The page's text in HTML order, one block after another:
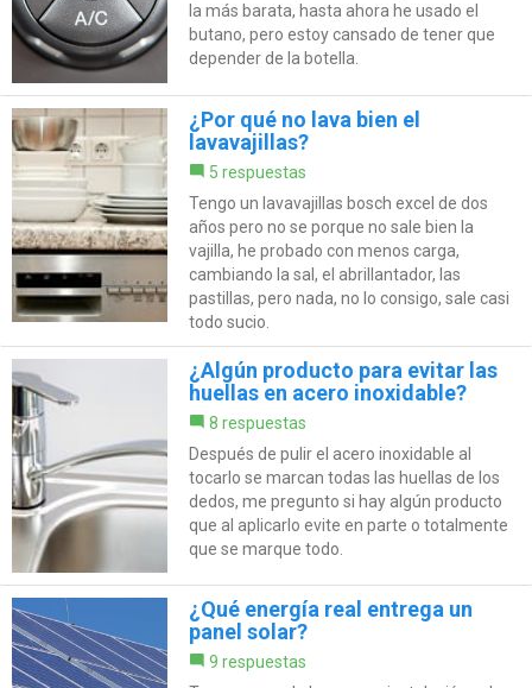
la más barata, hasta ahora he usado el
butano, pero estoy cansado de tener que
depender de la botella.
¿Por qué no lava bien el
lavavajillas?
5 respuestas
Tengo un lavavajillas bosch excel de dos
años pero no se porque no sale bien la
vajilla, he probado con menos carga,
cambiando la sal, el abrillantador, las
pastillas, pero nada, no lo consigo, sale casi
todo sucio.
¿Algún producto para evitar las
huellas en acero inoxidable?
8 respuestas
Después de pulir el acero inoxidable al
tocarlo se marcan todas las huellas de los
dedos, me pregunto si hay algún producto
que al aplicarlo evite en parte o totalmente
que se marque todo.
¿Qué energía real entrega un
panel solar?
9 respuestas